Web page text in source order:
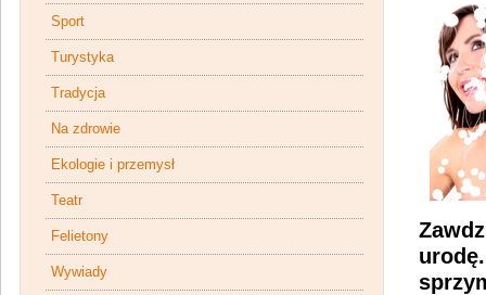
Sport
Turystyka
Tradycja
Na zdrowie
Ekologie i przemysł
Teatr
Felietony
Wywiady